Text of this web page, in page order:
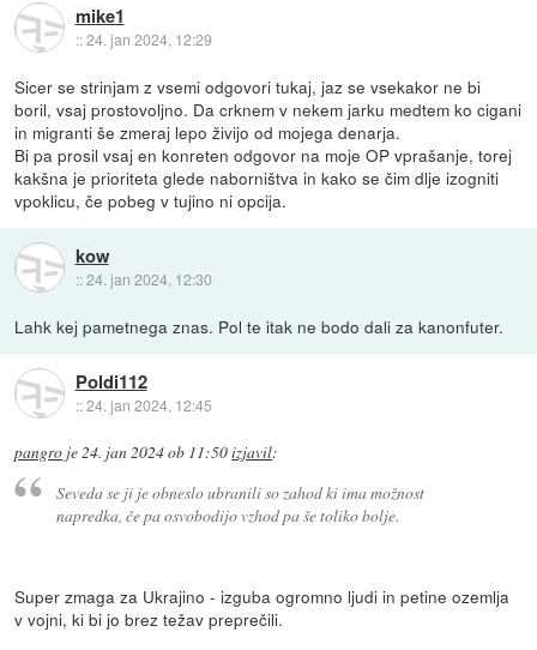
mike1
::24. jan 2024, 12:29
Sicer se strinjam z vsemi odgovori tukaj, jaz se vsekakor ne bi
boril, vsaj prostovoljno. Da crknem v nekem jarku medtem ko cigani
in migranti še zmeraj lepo živijo od mojega denarja.
Bi pa prosil vsaj en konreten odgovor na moje OP vprašanje, torej
kakšna je prioriteta glede naborništva in kako se čim dlje izogniti
vpoklicu, če pobeg v tujino ni opcija.
kow
::24. jan 2024, 12:30
Lahk kej pametnega znas. Pol te itak ne bodo dali za kanonfuter.
Poldi112
::24. jan 2024, 12:45
pangro je24. jan 2024 ob 11:50izjavil:
Seveda se ji je obneslo ubranili so zahod ki ima možnost
napredka, če pa osvobodijo vzhod pa še toliko bolje.
Super zmaga za Ukrajino - izguba ogromno ljudi in petine ozemlja
v vojni, ki bi jo brez težav preprečili.